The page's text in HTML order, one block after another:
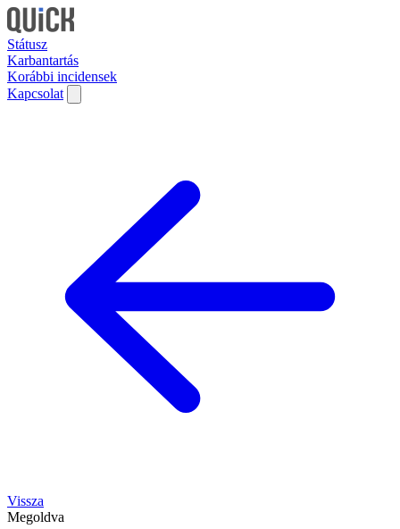
Státusz
Karbantartás
Korábbi incidensek
Kapcsolat
Vissza
Megoldva